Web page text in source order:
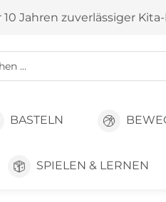
10 Jahren zuverlässiger
BASTELN
SPIELEN & LERNEN